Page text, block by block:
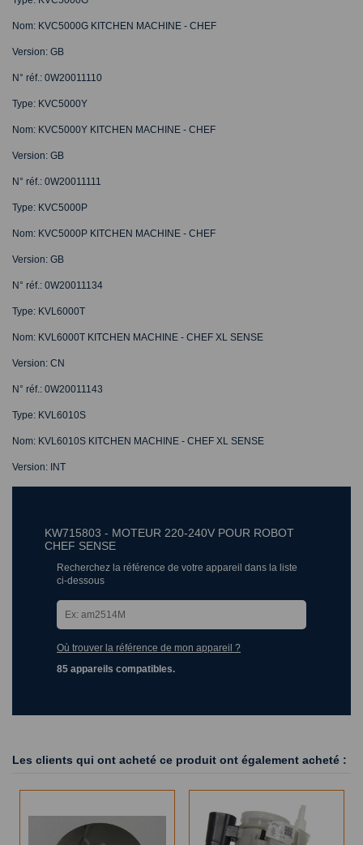
Nom: KVC5000G KITCHEN MACHINE - CHEF
Version: GB
N° réf.: 0W20011110
Type: KVC5000Y
Nom: KVC5000Y KITCHEN MACHINE - CHEF
Version: GB
N° réf.: 0W20011111
Type: KVC5000P
Nom: KVC5000P KITCHEN MACHINE - CHEF
Version: GB
N° réf.: 0W20011134
Type: KVL6000T
Nom: KVL6000T KITCHEN MACHINE - CHEF XL SENSE
Version: CN
N° réf.: 0W20011143
Type: KVL6010S
Nom: KVL6010S KITCHEN MACHINE - CHEF XL SENSE
Version: INT
KW715803 - MOTEUR 220-240V POUR ROBOT
CHEF SENSE
Recherchez la référence de votre appareil dans la liste
ci-dessous
Où trouver la référence de mon appareil ?
85 appareils compatibles.
Les clients qui ont acheté ce produit ont également acheté :